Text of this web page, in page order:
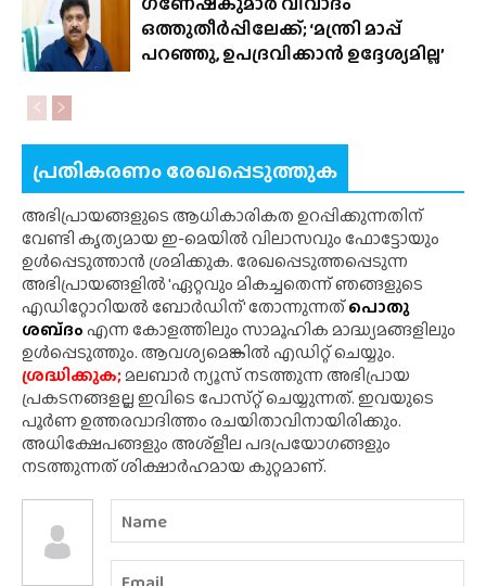
ഒത്തുതീർപ്പിലേക്ക്; ‘മന്ത്രി മാപ്പ്
പറഞ്ഞു, ഉപദ്രവിക്കാൻ ഉദ്ദേശ്യമില്ല’
പ്രതികരണം രേഖപ്പെടുത്തുക
അഭിപ്രായങ്ങളുടെ ആധികാരികത ഉറപ്പിക്കുന്നതിന്
വേണ്ടി കൃത്യമായ ഇ-മെയിൽ വിലാസവും ഫോട്ടോയും
ഉൾപ്പെടുത്താൻ ശ്രമിക്കുക. രേഖപ്പെടുത്തപ്പെടുന്ന
അഭിപ്രായങ്ങളിൽ 'ഏറ്റവും മികച്ചതെന്ന് ഞങ്ങളുടെ
എഡിറ്റോറിയൽ ബോർഡിന്' തോന്നുന്നത്പൊതു
ശബ്‌ദംഎന്ന കോളത്തിലും സാമൂഹിക മാദ്ധ്യമങ്ങളിലും
ഉൾപ്പെടുത്തും. ആവശ്യമെങ്കിൽ എഡിറ്റ് ചെയ്യും.
ശ്രദ്ധിക്കുക;മലബാർ ന്യൂസ് നടത്തുന്ന അഭിപ്രായ
പ്രകടനങ്ങളല്ല ഇവിടെ പോസ്‌റ്റ് ചെയ്യുന്നത്. ഇവയുടെ
പൂർണ ഉത്തരവാദിത്തം രചയിതാവിനായിരിക്കും.
അധിക്ഷേപങ്ങളും അശ്‌ളീല പദപ്രയോഗങ്ങളും
നടത്തുന്നത് ശിക്ഷാർഹമായ കുറ്റമാണ്.